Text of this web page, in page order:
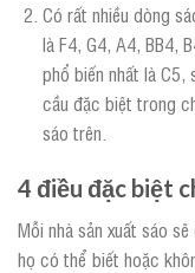
Có rất nhiều dòng
là F4, G4, A4, BB4,
phổ biến nhất là C5,
cầu đặc biệt trong
sáo trên.
4 điều đặc biệt
Mỗi nhà sản xuất sáo
họ có thể biết hoặc